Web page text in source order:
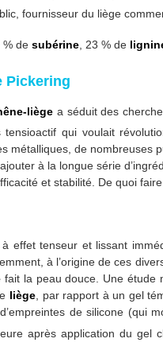
fournisseur du liège
% de subérine , 23 % de
Pickering
liège a séduit des
qui voulait
métalliques, de nombreuses
à la longue série
et stabilité. De quoi
effet tenseur et lissant
à l’origine de ces
fait la peau douce. Une étude
liège , par rapport à un gel
de silicone (qui
après application du gel